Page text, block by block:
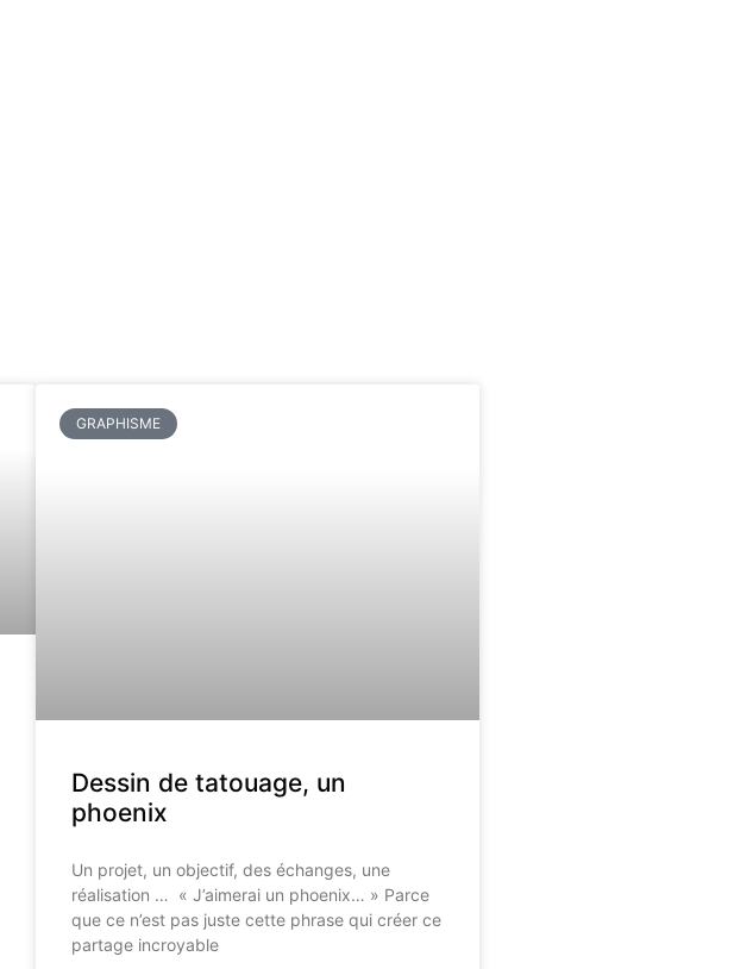
GRAPHISME
Dessin de tatouage, un
phoenix
Un projet, un objectif, des échanges, une
réalisation … « J’aimerai un phoenix… » Parce
que ce n’est pas juste cette phrase qui créer ce
partage incroyable